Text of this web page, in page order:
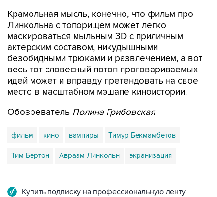
Крамольная мысль, конечно, что фильм про
Линкольна с топорищем может легко
маскироваться мыльным 3D с приличным
актерским составом, никудышными
безобидными трюками и развлечением, а вот
весь тот словесный потоп проговариваемых
идей может и вправду претендовать на свое
место в масштабном мэшапе киноистории.
Обозреватель Полина Грибовская
фильм кино вампиры Тимур Бекмамбетов
Тим Бертон Авраам Линкольн экранизация
Купить подписку на профессиональную ленту